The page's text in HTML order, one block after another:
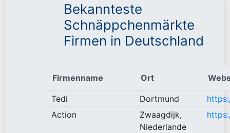
Bekannteste
Schnäppchenmärkte
Firmen in Deutschland
Firmenname Ort
Tedi Dortmund
Action
Zwaagdijk,
Niederlande